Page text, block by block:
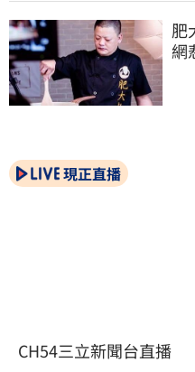
肥
網
現正直播
CH54三立新聞台直播